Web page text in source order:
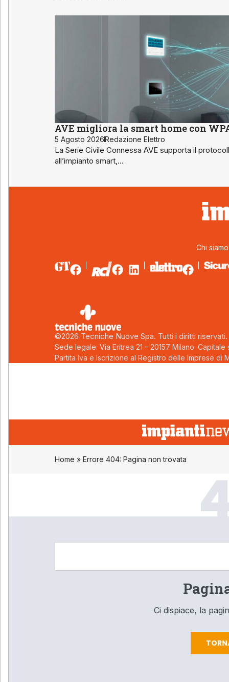
AVE migliora la smart home con
5 Agosto 2026Redazione Elettro
La Serie Civile Connessa AVE supporta il
all’impianto smart,…
Chi siamo
©2026 Tecniche Nuove Spa. Tutti i diritti riservati.
Sede legale: Via Eritrea 21 – 20157 Milano.
Partita Iva e Iscrizione al Registro delle Imprese di
Home » Errore 404: Pagina non trovata
Ci dispiace, la